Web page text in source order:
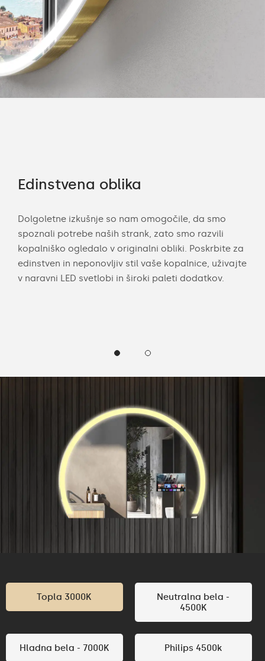
Edinstvena oblika
Dolgoletne izkušnje so nam omogočile, da smo
spoznali potrebe naših strank, zato smo razvili
kopalniško ogledalo v originalni obliki. Poskrbite za
edinstven in neponovljiv stil vaše kopalnice, uživajte
v naravni LED svetlobi in široki paleti dodatkov.
Topla 3000K
Neutralna bela -
4500K
Hladna bela - 7000K Philips 4500k